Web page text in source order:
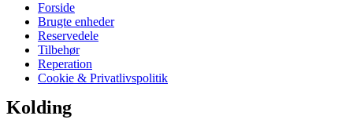
Forside
Brugte enheder
Reservedele
Tilbehør
Reperation
Cookie & Privatlivspolitik
Kolding